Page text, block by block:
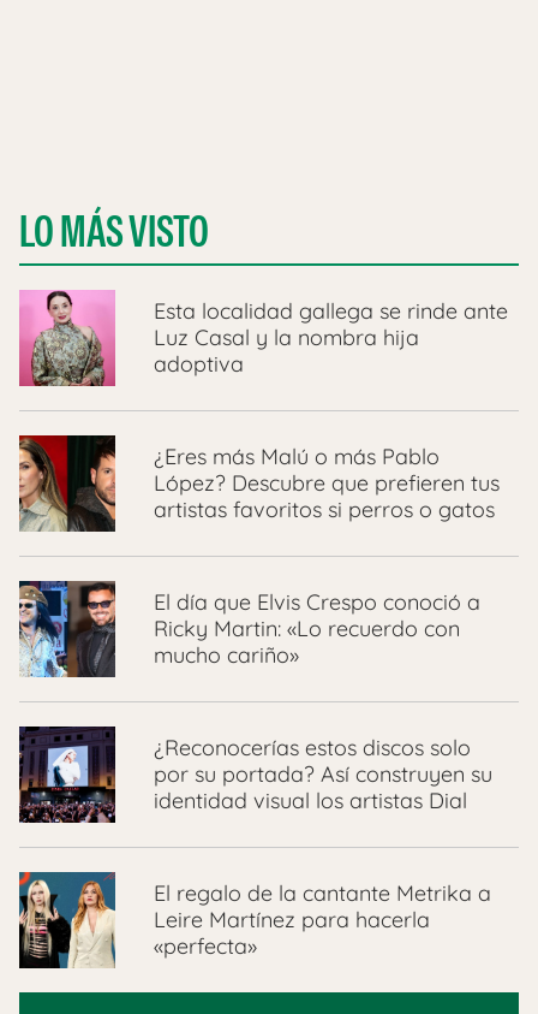
LO MÁS VISTO
Esta localidad gallega se rinde ante
Luz Casal y la nombra hija
adoptiva
¿Eres más Malú o más Pablo
López? Descubre que prefieren tus
artistas favoritos si perros o gatos
El día que Elvis Crespo conoció a
Ricky Martin: «Lo recuerdo con
mucho cariño»
¿Reconocerías estos discos solo
por su portada? Así construyen su
identidad visual los artistas Dial
El regalo de la cantante Metrika a
Leire Martínez para hacerla
«perfecta»